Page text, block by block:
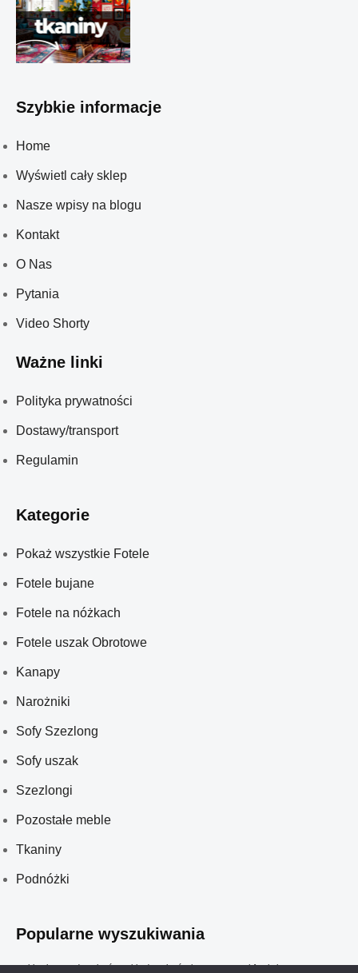
Szybkie informacje
Home
Wyświetl cały sklep
Nasze wpisy na blogu
Kontakt
O Nas
Pytania
Video Shorty
Ważne linki
Polityka prywatności
Dostawy/transport
Regulamin
Kategorie
Pokaż wszystkie Fotele
Fotele bujane
Fotele na nóżkach
Fotele uszak Obrotowe
Kanapy
Narożniki
Sofy Szezlong
Sofy uszak
Szezlongi
Pozostałe meble
Tkaniny
Podnóżki
Popularne wyszukiwania
meble glamour do salonówmeble do salonów kosmetycznychfotel obrotowy